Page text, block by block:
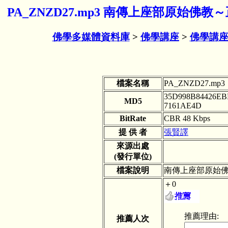
PA_ZNZD27.mp3 南傳上座部原始佛教
佛學多媒體資料庫> 佛學講座> 佛學講
檔案名稱 PA_ZNZD27.mp3
MD5
7161AE4D
BitRate
CBR 48 Kbps
提 供 者
張賢譯
來源出處
(發行單位)
檔案說明
南傳上座部原始
推薦人次
＋0
推薦理由: